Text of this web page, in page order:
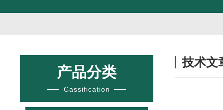
产品分类
Cassification
技术文